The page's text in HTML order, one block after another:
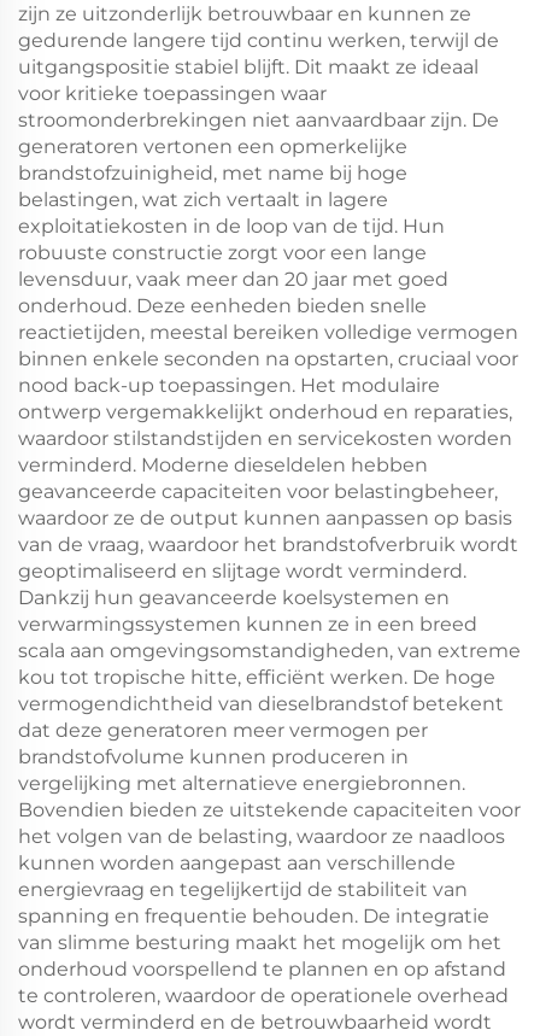
zijn ze uitzonderlijk betrouwbaar en kunnen ze
gedurende langere tijd continu werken, terwijl de
uitgangspositie stabiel blijft. Dit maakt ze ideaal
voor kritieke toepassingen waar
stroomonderbrekingen niet aanvaardbaar zijn. De
generatoren vertonen een opmerkelijke
brandstofzuinigheid, met name bij hoge
belastingen, wat zich vertaalt in lagere
exploitatiekosten in de loop van de tijd. Hun
robuuste constructie zorgt voor een lange
levensduur, vaak meer dan 20 jaar met goed
onderhoud. Deze eenheden bieden snelle
reactietijden, meestal bereiken volledige vermogen
binnen enkele seconden na opstarten, cruciaal voor
nood back-up toepassingen. Het modulaire
ontwerp vergemakkelijkt onderhoud en reparaties,
waardoor stilstandstijden en servicekosten worden
verminderd. Moderne dieseldelen hebben
geavanceerde capaciteiten voor belastingbeheer,
waardoor ze de output kunnen aanpassen op basis
van de vraag, waardoor het brandstofverbruik wordt
geoptimaliseerd en slijtage wordt verminderd.
Dankzij hun geavanceerde koelsystemen en
verwarmingssystemen kunnen ze in een breed
scala aan omgevingsomstandigheden, van extreme
kou tot tropische hitte, efficiënt werken. De hoge
vermogendichtheid van dieselbrandstof betekent
dat deze generatoren meer vermogen per
brandstofvolume kunnen produceren in
vergelijking met alternatieve energiebronnen.
Bovendien bieden ze uitstekende capaciteiten voor
het volgen van de belasting, waardoor ze naadloos
kunnen worden aangepast aan verschillende
energievraag en tegelijkertijd de stabiliteit van
spanning en frequentie behouden. De integratie
van slimme besturing maakt het mogelijk om het
onderhoud voorspellend te plannen en op afstand
te controleren, waardoor de operationele overhead
wordt verminderd en de betrouwbaarheid wordt